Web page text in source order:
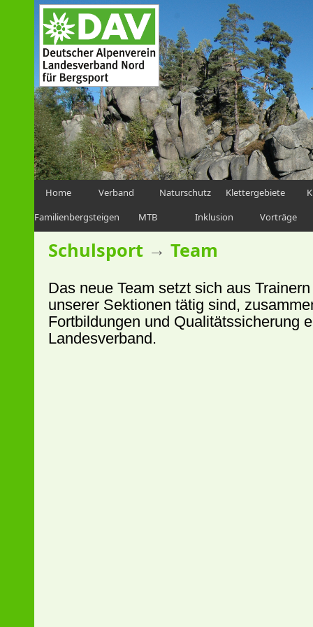
Home Verband Naturschutz Klettergebiete
Familienbergsteigen
MTB Inklusion Vorträge
Schulsport → Team
Das neue Team setzt sich aus
unserer Sektionen tätig sind,
Fortbildungen und Qualitätssicherung
Landesverband.